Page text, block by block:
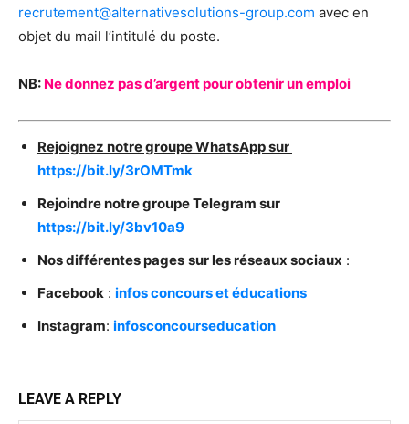
recrutement@alternativesolutions-group.com avec en
objet du mail l’intitulé du poste.
NB: Ne donnez pas d’argent pour obtenir un emploi
Rejoignez notre groupe WhatsApp sur
https://bit.ly/3rOMTmk
Rejoindre notre groupe Telegram sur
https://bit.ly/3bv10a9
Nos différentes pages sur les réseaux sociaux :
Facebook : infos concours et éducations
Instagram: infosconcourseducation
LEAVE A REPLY